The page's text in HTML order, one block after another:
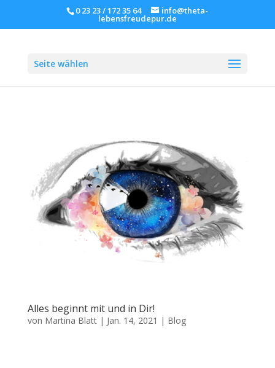
0 23 23 / 172 35 64 info@theta-
lebensfreudepur.de
Seite wählen
Alles beginnt mit und in Dir!
von Martina Blatt| Jan. 14, 2021 | Blog